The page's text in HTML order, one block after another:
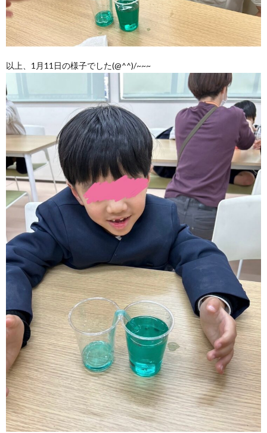
以上、1月11日の様子でした(@^^)/~~~